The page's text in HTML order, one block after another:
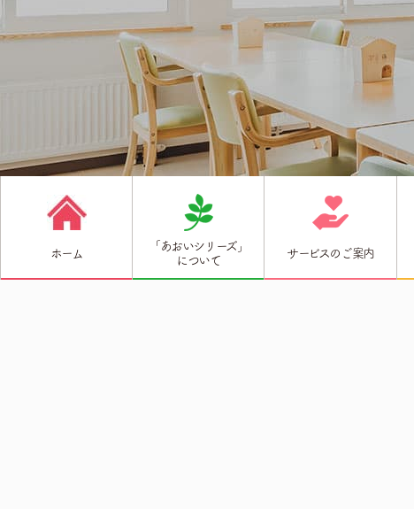
ホーム
「あおいシリーズ」
について
サービスのご案内